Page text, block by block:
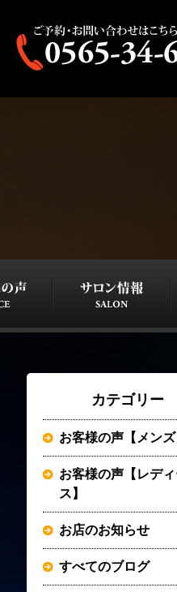
カテゴリー
お客様の声【メンズ
お客様の声【レデ
ス】
お店のお知らせ
すべてのブログ